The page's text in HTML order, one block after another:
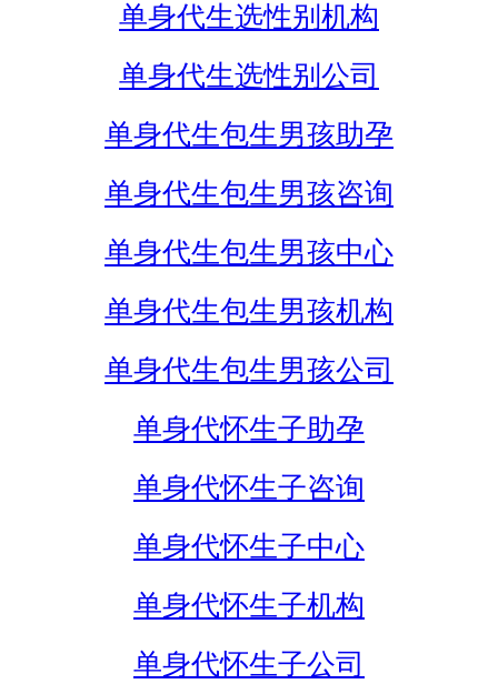
单身代生选性别机构
单身代生选性别公司
单身代生包生男孩助孕
单身代生包生男孩咨询
单身代生包生男孩中心
单身代生包生男孩机构
单身代生包生男孩公司
单身代怀生子助孕
单身代怀生子咨询
单身代怀生子中心
单身代怀生子机构
单身代怀生子公司